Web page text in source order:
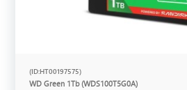
(ID:HT00197575)
WD Green 1Tb (WDS100T5G0A)